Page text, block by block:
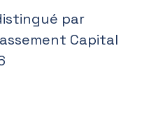
par
Capital